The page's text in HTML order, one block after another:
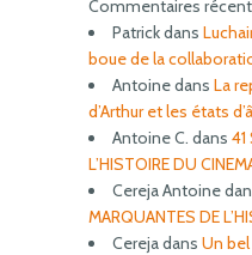
Commentaires
Patrickdans
boue de la
Antoinedans La
d’Arthur et les états
Antoine C. dans 41
L’HISTOIRE DU
Cereja Antoine
MARQUANTES DE
Cerejadans Un